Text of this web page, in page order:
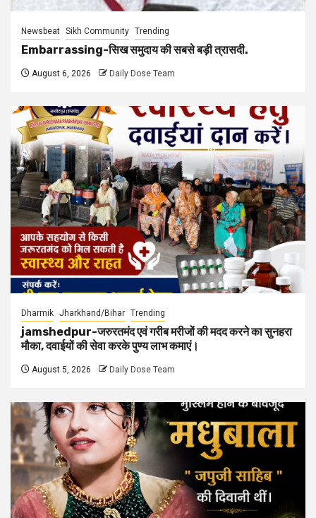
Newsbeat Sikh Community Trending
Embarrassing-सिख समुदाय की सबसे बड़ी त्रासदी.
August 6, 2026 Daily Dose Team
Dharmik Jharkhand/Bihar Trending
jamshedpur-जरुरतमंद एवं गरीब मरीजों की मदद करने का सुनहरा
मौका, दवाईयों की सेवा करके पुण्य लाभ कमाएं।
August 5, 2026 Daily Dose Team